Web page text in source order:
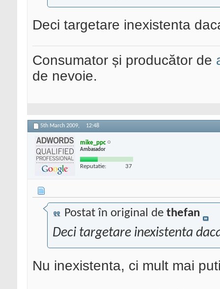
Deci targetare inexistenta
Consumator și producător de
de nevoie.
5th March 2009, 12:48
mike_ppc
Ambasador
Reputatie: 37
Postat în original de thefan
Deci targetare inexistenta
Nu inexistenta, ci mult mai